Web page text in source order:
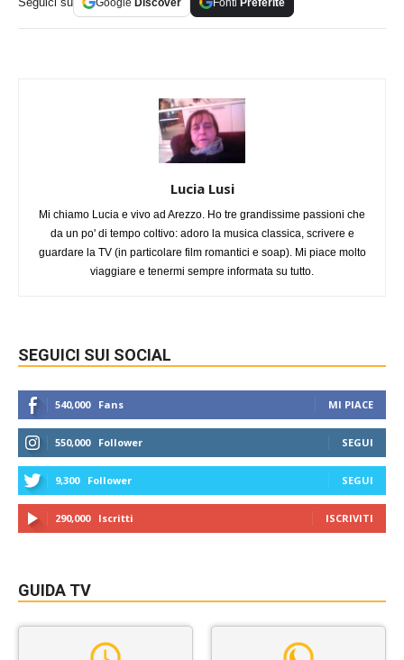
Lucia Lusi
Mi chiamo Lucia e vivo ad Arezzo. Ho tre grandissime passioni che
da un po' di tempo coltivo: adoro la musica classica, scrivere e
guardare la TV (in particolare film romantici e soap). Mi piace molto
viaggiare e tenermi sempre informata su tutto.
SEGUICI SUI SOCIAL
540,000 Fans MI PIACE
550,000 Follower SEGUI
9,300 Follower SEGUI
290,000 Iscritti ISCRIVITI
GUIDA TV